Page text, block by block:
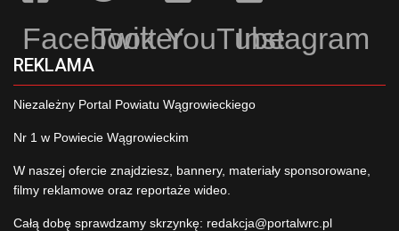
Facebook
TwitterYouTubeInstagram
REKLAMA
Niezależny Portal Powiatu Wągrowieckiego
Nr 1 w Powiecie Wągrowieckim
W naszej ofercie znajdziesz, bannery, materiały sponsorowane,
filmy reklamowe oraz reportaże wideo.
Całą dobę sprawdzamy skrzynkę: redakcja@portalwrc.pl